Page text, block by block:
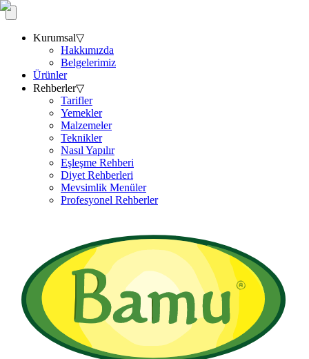
Kurumsal▽
Hakkımızda
Belgelerimiz
Ürünler
Rehberler▽
Tarifler
Yemekler
Malzemeler
Teknikler
Nasıl Yapılır
Eşleşme Rehberi
Diyet Rehberleri
Mevsimlik Menüler
Profesyonel Rehberler